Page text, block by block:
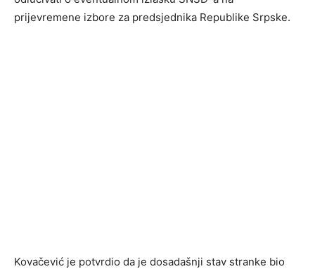
prijevremene izbore za predsjednika Republike Srpske.
Kovačević je potvrdio da je dosadašnji stav stranke bio